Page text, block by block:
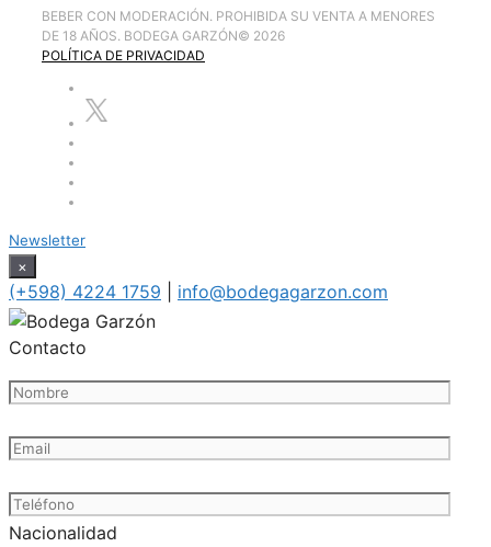
BEBER CON MODERACIÓN. PROHIBIDA SU VENTA A MENORES
DE 18 AÑOS. BODEGA GARZÓN© 2026
POLÍTICA DE PRIVACIDAD
Newsletter
×
(+598) 4224 1759 info@bodegagarzon.com
Contacto
Nacionalidad